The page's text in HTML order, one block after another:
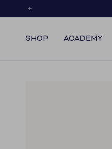
to
SHOP ACADEMY